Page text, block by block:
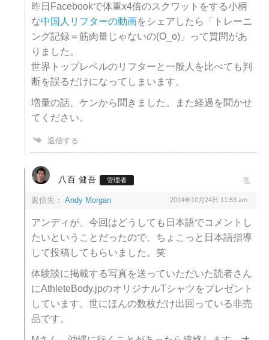
昨日Facebookで体重x4倍のスクワットをする小柄
な中国人リフターの動画をシェアしたら「トレーニ
ング記録＝筋肉量じゃないの(O_o)」って質問があ
りました。
世界トップレベルのリフターと一般人を比べても判
断を誤るだけになってしまいます。
増量の話、ケンから聞きました。また経過を聞かせ
てください。
返信する
八百 健吾 管理者
返信先： Andy Morgan 2014年10月24日 11:53 am
アンディが、今回はどうしても日本語でコメントし
たいということだったので、ちょこっと日本語指導
して投稿してもらいました。笑
体験談に掲載する写真を送っていただいた読者さん
にAthleteBody.jpのオリジナルTシャツをプレゼント
しています。世にほんの数枚だけ出回っている非売
品です。